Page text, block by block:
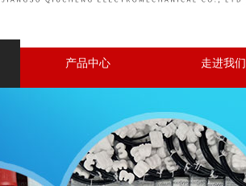
产品中心 走进我们